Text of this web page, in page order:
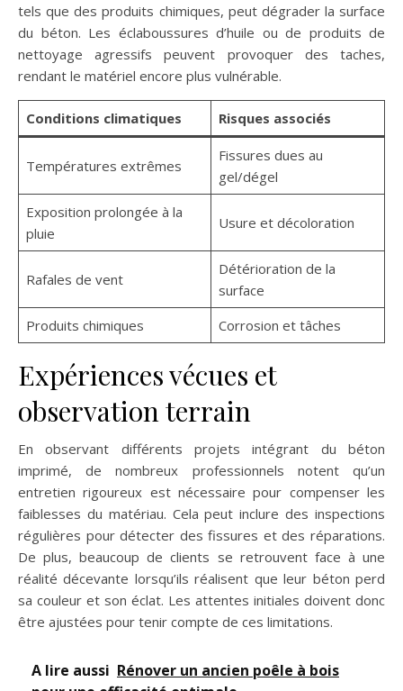
tels que des produits chimiques, peut dégrader la surface
du béton. Les éclaboussures d’huile ou de produits de
nettoyage agressifs peuvent provoquer des taches,
rendant le matériel encore plus vulnérable.
Conditions climatiques Risques associés
Températures extrêmes
Fissures dues au
gel/dégel
Exposition prolongée à la
pluie
Usure et décoloration
Rafales de vent
Détérioration de la
surface
Produits chimiques
Corrosion et tâches
Expériences vécues et
observation terrain
En observant différents projets intégrant du béton
imprimé, de nombreux professionnels notent qu’un
entretien rigoureux est nécessaire pour compenser les
faiblesses du matériau. Cela peut inclure des inspections
régulières pour détecter des fissures et des réparations.
De plus, beaucoup de clients se retrouvent face à une
réalité décevante lorsqu’ils réalisent que leur béton perd
sa couleur et son éclat. Les attentes initiales doivent donc
être ajustées pour tenir compte de ces limitations.
A lire aussi Rénover un ancien poêle à bois